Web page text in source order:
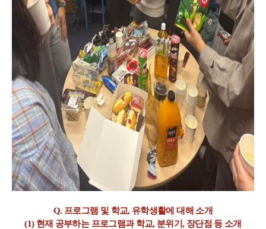
Q. 프로그램 및 학교, 유학생활에 대해 소개
(1) 현재 공부하는 프로그램과 학교, 분위기, 장단점 등 소개